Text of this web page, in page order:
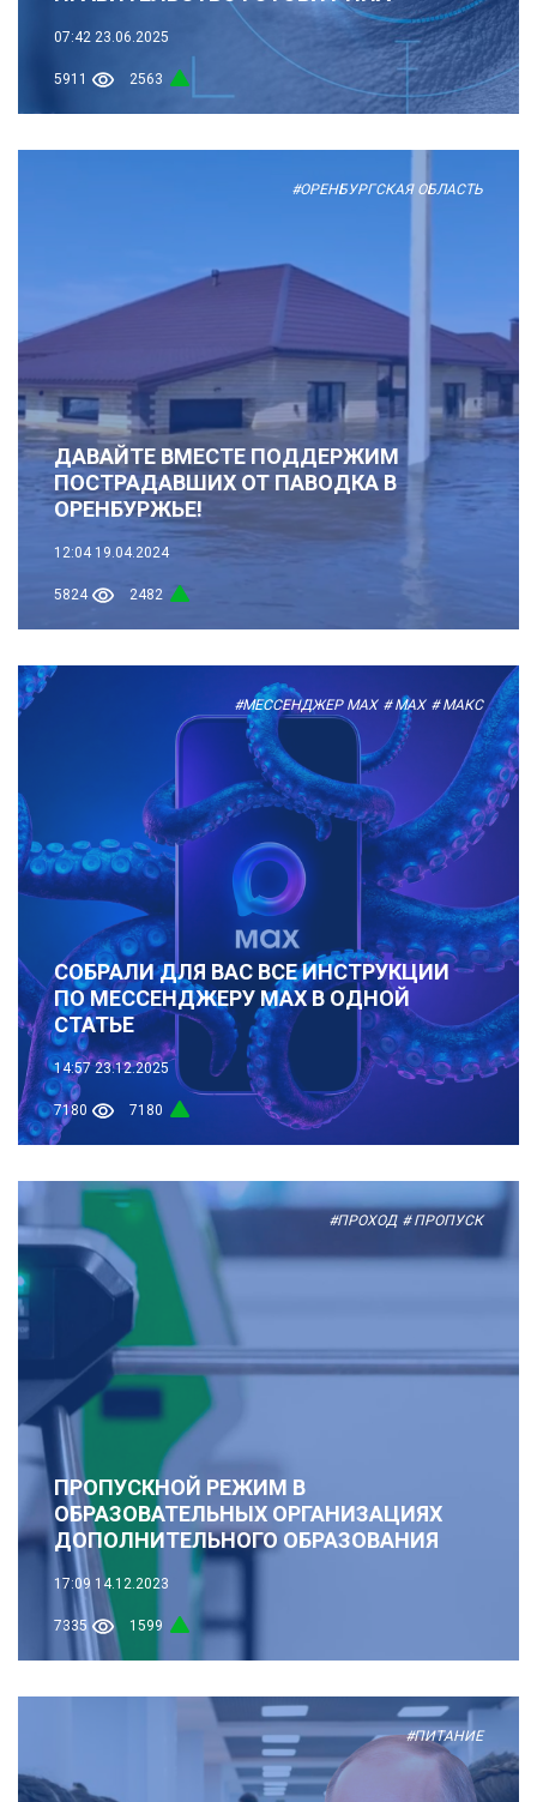
07:42 23.06.2025
5911 2563
#ОРЕНБУРГСКАЯ ОБЛАСТЬ
ДАВАЙТЕ ВМЕСТЕ ПОДДЕРЖИМ
ПОСТРАДАВШИХ ОТ ПАВОДКА В
ОРЕНБУРЖЬЕ!
12:04 19.04.2024
5824 2482
#МЕССЕНДЖЕР MAX # MAX # МАКС
СОБРАЛИ ДЛЯ ВАС ВСЕ ИНСТРУКЦИИ
ПО МЕССЕНДЖЕРУ MAX В ОДНОЙ
СТАТЬЕ
14:57 23.12.2025
7180 7180
#ПРОХОД # ПРОПУСК
ПРОПУСКНОЙ РЕЖИМ В
ОБРАЗОВАТЕЛЬНЫХ ОРГАНИЗАЦИЯХ
ДОПОЛНИТЕЛЬНОГО ОБРАЗОВАНИЯ
17:09 14.12.2023
7335 1599
#ПИТАНИЕ